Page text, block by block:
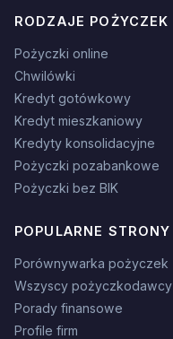
RODZAJE POŻYCZEK
Pożyczki online
Chwilówki
Kredyt gotówkowy
Kredyt mieszkaniowy
Kredyty konsolidacyjne
Pożyczki pozabankowe
Pożyczki bez BIK
POPULARNE STRONY
Porównywarka pożyczek
Wszyscy pożyczkodawcy
Porady finansowe
Profile firm